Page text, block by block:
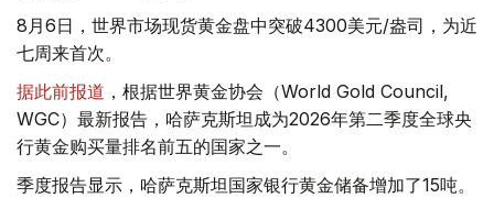
8月6日，世界市场现货黄金盘中突破4300美元/盎司，为近
七周来首次。
据此前报道 ，根据世界黄金协会（World Gold Council,
WGC）最新报告，哈萨克斯坦成为2026年第二季度全球央
行黄金购买量排名前五的国家之一。
季度报告显示，哈萨克斯坦国家银行黄金储备增加了15吨。